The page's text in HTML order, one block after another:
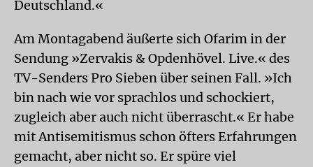
Deutschland.«
Am Montagabend äußerte sich Ofarim in der
Sendung »Zervakis & Opdenhövel. Live.« des
TV-Senders Pro Sieben über seinen Fall. »Ich
bin nach wie vor sprachlos und schockiert,
zugleich aber auch nicht überrascht.« Er habe
mit Antisemitismus schon öfters Erfahrungen
gemacht, aber nicht so. Er spüre viel